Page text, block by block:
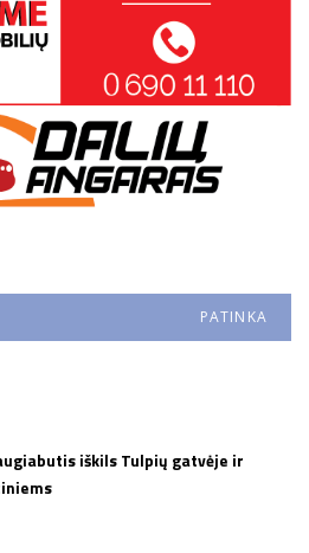
PATINKA
iškils Tulpių gatvėje ir